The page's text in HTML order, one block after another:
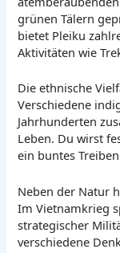
grünen Tälern
bietet Pleiku
Aktivitäten wie
Die ethnische
Verschiedene
Jahrhunderten
Leben. Du wirst
ein buntes
Neben der Natur
Im Vietnamkrieg
strategischer
verschiedene